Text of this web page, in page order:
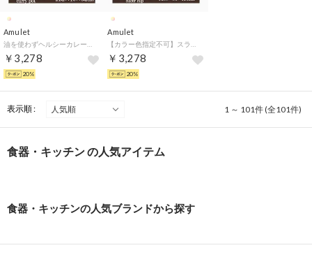
Amulet
￥3,278
20%
Amulet
￥3,278
20%
表示順 : 1 ～ 101件 (全101件)
食器・キッチン の人気アイテム
食器・キッチンの人気ブランドから探す